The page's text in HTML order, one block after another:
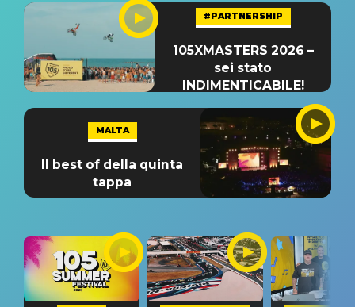
#PARTNERSHIP
105XMASTERS 2026 –
sei stato
INDIMENTICABILE!
MALTA
Il best of della quinta
tappa